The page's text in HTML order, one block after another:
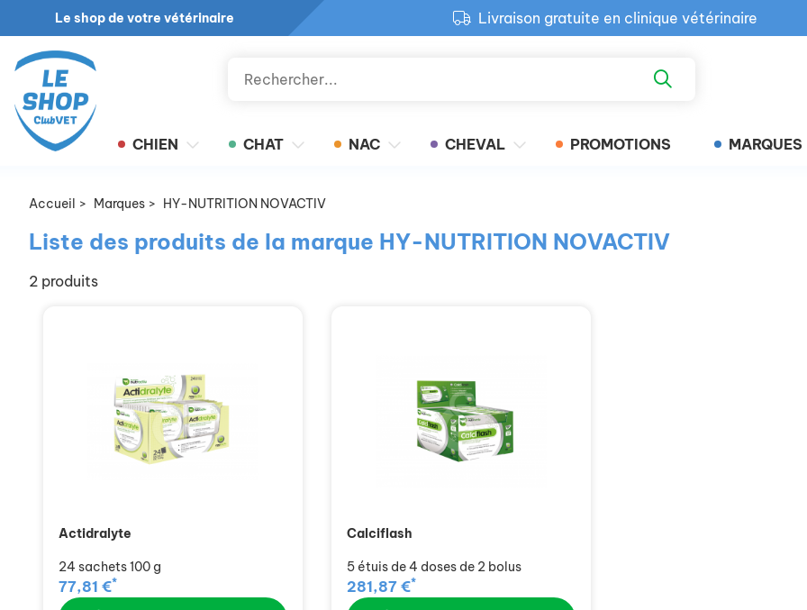
Le shop de votre vétérinaire
Livraison gratuite en clinique vétérinaire
Retour produit gratuit en clinique
CHIEN
CHAT NAC CHEVAL PROMOTIONS MARQUES
Accueil > Marques > HY-NUTRITION NOVACTIV
Liste des produits de la marque HY-NUTRITION NOVACTIV
2 produits
Actidralyte
24 sachets 100 g
77,81 €*
Calciflash
5 étuis de 4 doses de 2 bolus
281,87 €*